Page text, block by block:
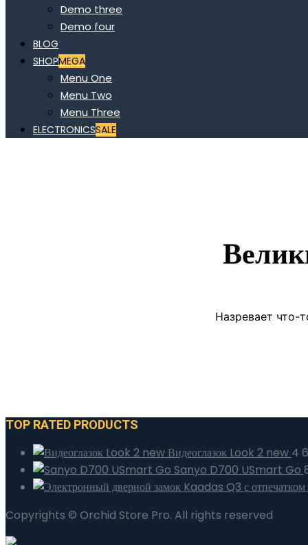
Demo three
Demo four
BLOG
SHOPMEGA
Menu One
Menu Two
Menu Three
ELECTRONICSSALE
Назревает что-
TOP RATED PRODUCTS
Видеоглазок Look 2 new 4
Sanyo D700 USmart Go
Copyrights © Orchid Store Pro. All rights reserved